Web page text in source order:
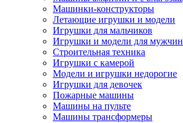
Машинки-конструкторы
Летающие игрушки и модели
Игрушки для мальчиков
Игрушки и модели для мужчин
Строительная техника
Игрушки с камерой
Модели и игрушки недорогие
Игрушки для девочек
Пожарные машины
Машины на пульте
Машины трансформеры